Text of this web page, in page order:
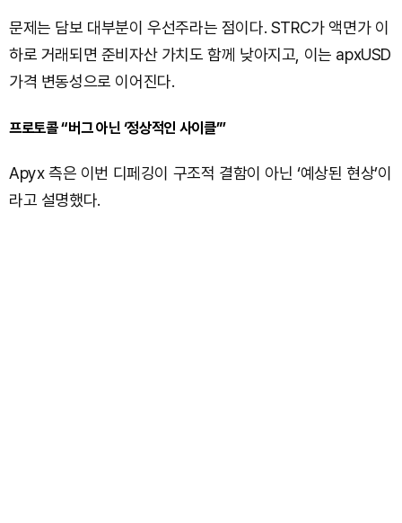
문제는 담보 대부분이 우선주라는 점이다. STRC가 액면가 이
하로 거래되면 준비자산 가치도 함께 낮아지고, 이는 apxUSD
가격 변동성으로 이어진다.
프로토콜 “버그 아닌 ‘정상적인 사이클’”
Apyx 측은 이번 디페깅이 구조적 결함이 아닌 ‘예상된 현상’이
라고 설명했다.